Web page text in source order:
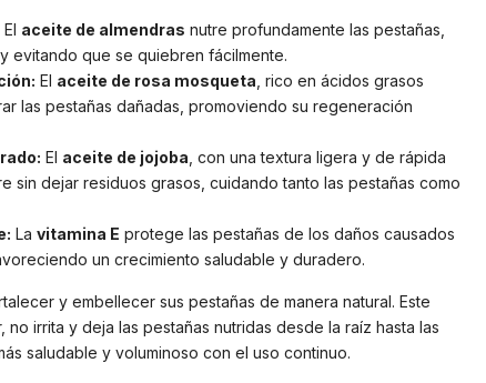
El aceite de almendras nutre profundamente las pestañas,
evitando que se quiebren fácilmente.
El aceite de rosa mosqueta , rico en ácidos grasos
las pestañas dañadas, promoviendo su regeneración
El aceite de jojoba , con una textura ligera y de rápida
sin dejar residuos grasos, cuidando tanto las pestañas como
La vitamina E protege las pestañas de los daños causados
un crecimiento saludable y duradero.
y embellecer sus pestañas de manera natural. Este
irrita y deja las pestañas nutridas desde la raíz hasta las
saludable y voluminoso con el uso continuo.